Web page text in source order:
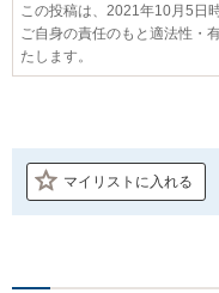
この投稿は、2021年10月5日
ご自身の責任のもと適法性・
たします。
マイリストに入れる